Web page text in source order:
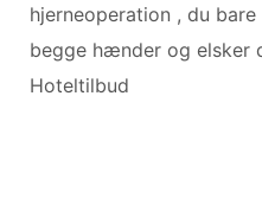
hjerneoperation , du
begge hænder og elsker
Hoteltilbud